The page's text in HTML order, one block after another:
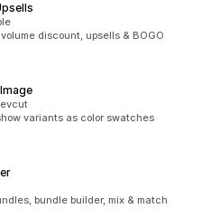
discount, upsells & BOGO
variants as color swatches
bundle builder, mix & match